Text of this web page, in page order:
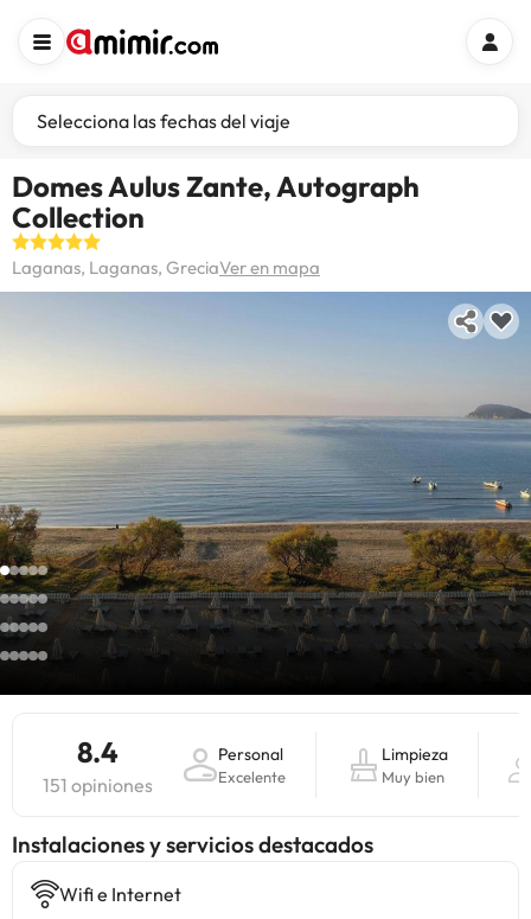
Selecciona las fechas del viaje
Domes Aulus Zante, Autograph
Collection
Laganas, Laganas, GreciaVer en mapa
8.4
151 opiniones
Personal
Excelente
Limpieza
Muy bien
Instalaciones y servicios destacados
Wifi e Internet